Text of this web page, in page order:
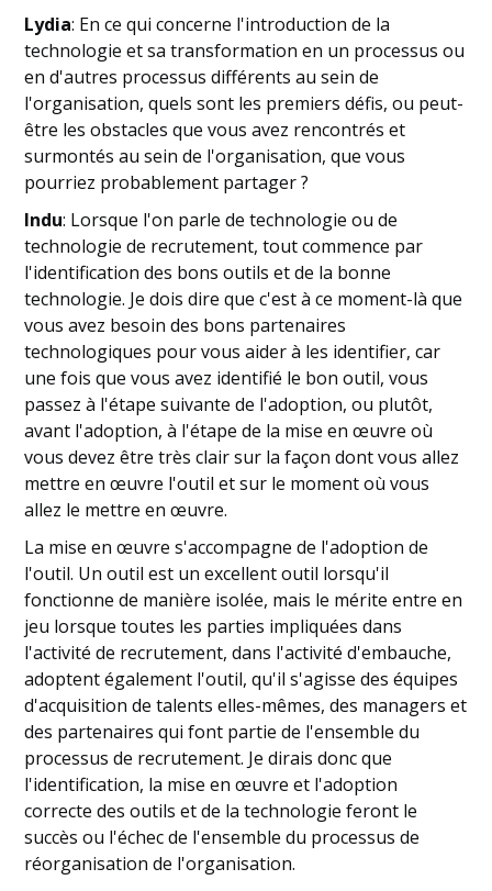
Lydia: En ce qui concerne l'introduction de la
technologie et sa transformation en un processus ou
en d'autres processus différents au sein de
l'organisation, quels sont les premiers défis, ou peut-
être les obstacles que vous avez rencontrés et
surmontés au sein de l'organisation, que vous
pourriez probablement partager ?
Indu: Lorsque l'on parle de technologie ou de
technologie de recrutement, tout commence par
l'identification des bons outils et de la bonne
technologie. Je dois dire que c'est à ce moment-là que
vous avez besoin des bons partenaires
technologiques pour vous aider à les identifier, car
une fois que vous avez identifié le bon outil, vous
passez à l'étape suivante de l'adoption, ou plutôt,
avant l'adoption, à l'étape de la mise en œuvre où
vous devez être très clair sur la façon dont vous allez
mettre en œuvre l'outil et sur le moment où vous
allez le mettre en œuvre.
La mise en œuvre s'accompagne de l'adoption de
l'outil. Un outil est un excellent outil lorsqu'il
fonctionne de manière isolée, mais le mérite entre en
jeu lorsque toutes les parties impliquées dans
l'activité de recrutement, dans l'activité d'embauche,
adoptent également l'outil, qu'il s'agisse des équipes
d'acquisition de talents elles-mêmes, des managers et
des partenaires qui font partie de l'ensemble du
processus de recrutement. Je dirais donc que
l'identification, la mise en œuvre et l'adoption
correcte des outils et de la technologie feront le
succès ou l'échec de l'ensemble du processus de
réorganisation de l'organisation.